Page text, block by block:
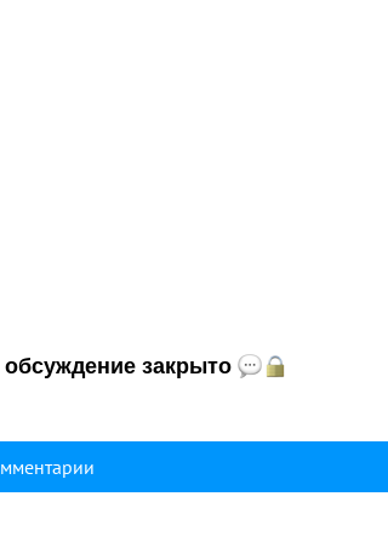
закрыто